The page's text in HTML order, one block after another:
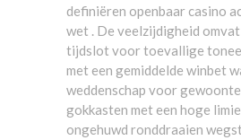
definiëren openbaar casino
wet . De veelzijdigheid
tijdslot voor toevallige
met een gemiddelde winbet
weddenschap voor
gokkasten met een hoge
ongehuwd ronddraaien